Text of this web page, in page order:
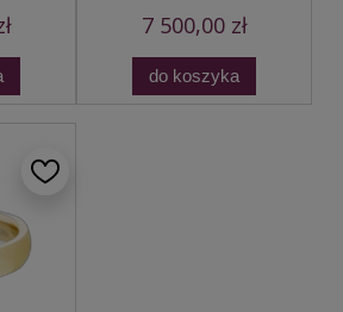
7 500,00 zł
do koszyka